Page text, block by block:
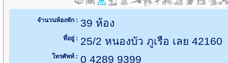
จำนวนห้องพัก : 39 ห้อง
ที่อยู่ : 25/2 หนองบัว ภูเรือ เลย 42160
โทรศัพท์ : 0 4289 9399